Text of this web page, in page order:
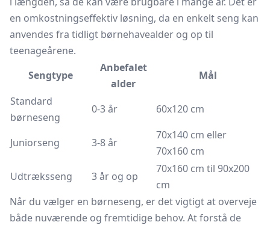
en omkostningseffektiv løsning, da en enkelt seng kan
anvendes fra tidligt børnehavealder og op til
teenageårene.
Sengtype
Anbefalet
alder
Mål
Standard
børneseng
0-3 år 60x120 cm
Juniorseng 3-8 år
70x140 cm eller
70x160 cm
Udtræksseng
3 år og op
70x160 cm til 90x200
cm
Når du vælger en børneseng, er det vigtigt at overveje
både nuværende og fremtidige behov. At forstå de